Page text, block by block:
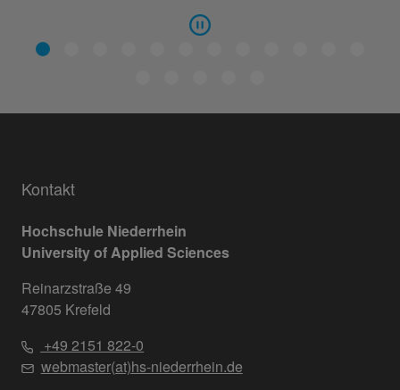
Kontakt
Hochschule Niederrhein
University of Applied Sciences
Reinarzstraße 49
47805 Krefeld
+49 2151 822-0
webmaster(at)hs-niederrhein.de